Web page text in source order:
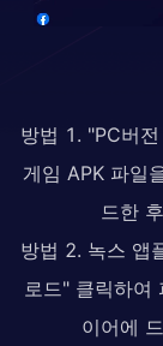
방법 1. "PC버
게임 APK 파일
드한
방법 2. 녹스 앱
로드" 클릭하여
이어에